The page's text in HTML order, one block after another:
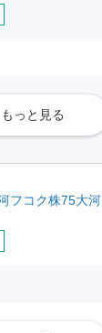
もっと見る
フコク株75大河